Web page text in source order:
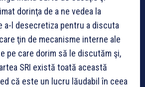
dorinţa de a ne vedea la
a-l desecretiza pentru a discuta
ţin de mecanisme interne ale
pe care dorim să le discutăm şi,
SRI există toată această
că este un lucru lăudabil în ceea